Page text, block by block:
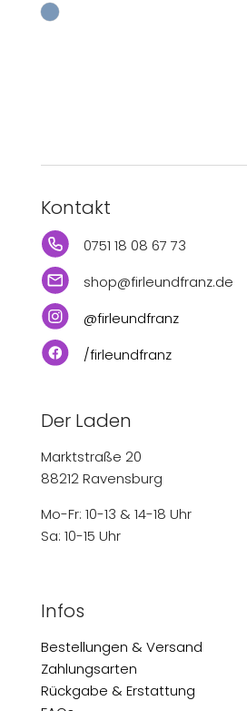
Kontakt
0751 18 08 67 73
shop@firleundfranz.de
@firleundfranz
/firleundfranz
Der Laden
Marktstraße 20
88212 Ravensburg
Mo-Fr: 10-13 & 14-18 Uhr
Sa: 10-15 Uhr
Infos
Bestellungen & Versand
Zahlungsarten
Rückgabe & Erstattung